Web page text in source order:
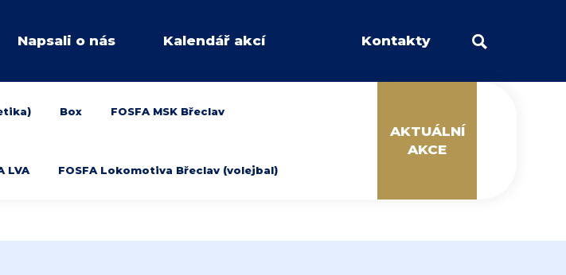
Napsali o nás Kalendář akcí Kontakty
Box FOSFA MSK Břeclav
LVA FOSFA Lokomotiva Břeclav (volejbal)
AKTUÁLNÍ
AKCE